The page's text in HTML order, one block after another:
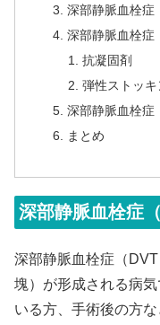
深部静脈血栓症
深部静脈血栓症
抗凝固剤
弾性ストッキ
深部静脈血栓症
まとめ
深部静脈血栓症
深部静脈血栓症（
塊）が形成される病
いる方、手術後の方